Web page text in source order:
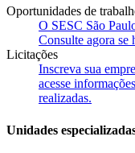
Oportunidades de
O SESC São
Consulte agora se
Licitações
Inscreva sua
acesse
realizadas.
Unidades